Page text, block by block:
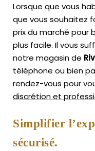
Lorsque que vous
que vous souhaitez
prix du marché pour
plus facile. Il vous
notre magasin de
téléphone ou bien
rendez-vous pour
discrétion et
Simplifier
sécurisé.